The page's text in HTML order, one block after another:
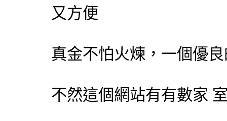
又方便
真金不怕火煉，一個優
不然這個網站有有數家